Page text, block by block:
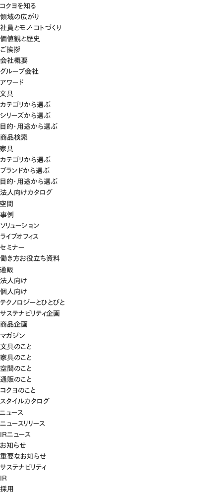
コクヨを知る
領域の広がり
社員とモノ・コトづくり
価値観と歴史
ご挨拶
会社概要
グループ会社
アワード
文具
カテゴリから選ぶ
シリーズから選ぶ
目的・用途から選ぶ
商品検索
家具
カテゴリから選ぶ
ブランドから選ぶ
目的・用途から選ぶ
法人向けカタログ
空間
事例
ソリューション
ライブオフィス
セミナー
働き方お役立ち資料
通販
法人向け
個人向け
テクノロジーとひとびと
サステナビリティ企画
商品企画
マガジン
文具のこと
家具のこと
空間のこと
通販のこと
コクヨのこと
スタイルカタログ
ニュース
ニュースリリース
IRニュース
お知らせ
重要なお知らせ
サステナビリティ
IR
採用